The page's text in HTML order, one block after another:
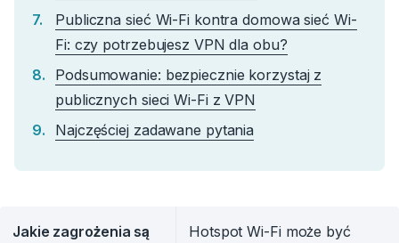
Publiczna sieć Wi-Fi kontra domowa sieć Wi-
Fi: czy potrzebujesz VPN dla obu?
Podsumowanie: bezpiecznie korzystaj z
publicznych sieci Wi-Fi z VPN
Najczęściej zadawane pytania
Jakie zagrożenia są
Hotspot Wi-Fi może być